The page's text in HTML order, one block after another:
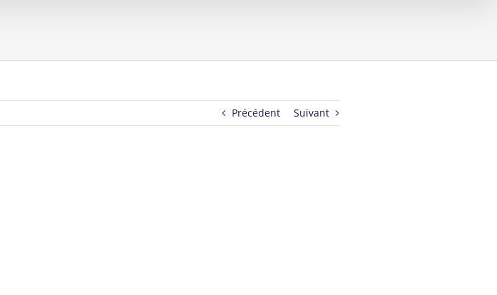
Précédent Suivant